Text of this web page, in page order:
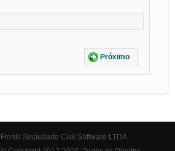
Próximo
Fiorilli Sociedade Civil Software LTDA